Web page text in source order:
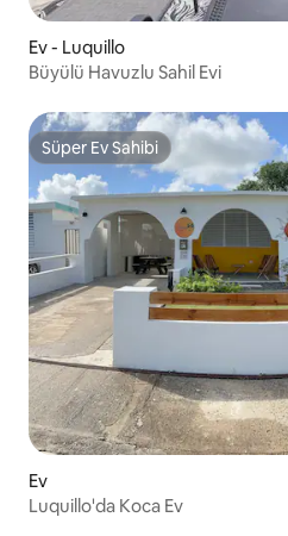
Ev - Luquillo
Büyülü Havuzlu Sahil Evi
Süper Ev Sahibi
Süper Ev Sahibi
Ev
Luquillo'da Koca Ev